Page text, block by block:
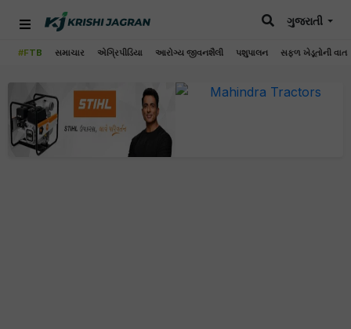
#FTB સમાચાર એગ્રિપીડિયા આરોગ્ય જીવનશૈલી પશુપાલન સફળ ખેડૂતોની વાત
ગુજરાતી